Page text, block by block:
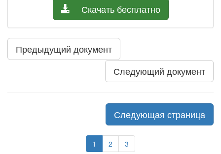
Скачать бесплатно
Предыдущий документ
Следующий документ
Следующая страница
1 2 3